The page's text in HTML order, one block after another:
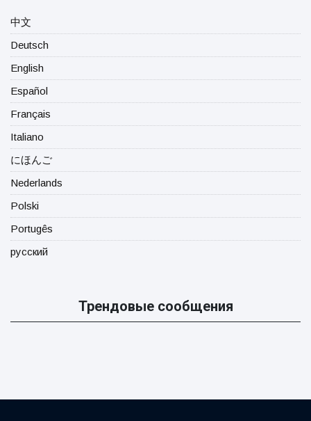
中文
Deutsch
English
Español
Français
Italiano
にほんご
Nederlands
Polski
Portugês
русский
Трендовые сообщения